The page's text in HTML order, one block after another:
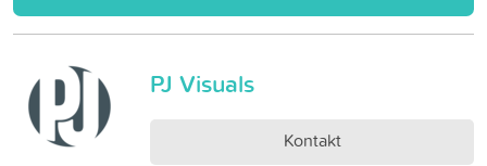
PJ Visuals
Kontakt